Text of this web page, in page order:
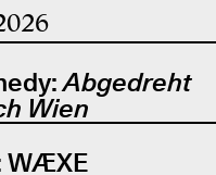
Abgedreht
Wien
WÆXE